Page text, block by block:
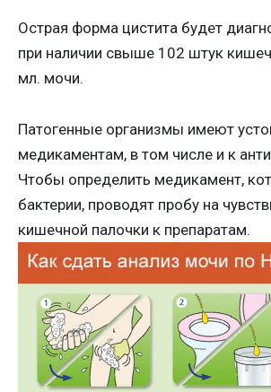
Острая форма цистита будет
при наличии свыше 102 штук
мл. мочи.
Патогенные организмы имеют
медикаментам, в том числе и к
Чтобы определить медикамент,
бактерии, проводят пробу на
кишечной палочки к препаратам.